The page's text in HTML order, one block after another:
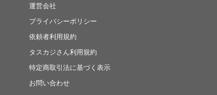
運営会社
プライバシーポリシー
依頼者利用規約
タスカジさん利用規約
特定商取引法に基づく表示
お問い合わせ